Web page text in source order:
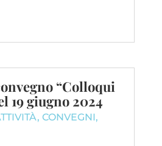
“Colloqui
19 giugno 2024
, CONVEGNI,